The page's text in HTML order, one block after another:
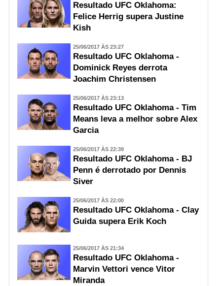
Resultado UFC Oklahoma:
Felice Herrig supera Justine
Kish
25/06/2017 ÀS 23:27
Resultado UFC Oklahoma -
Dominick Reyes derrota
Joachim Christensen
25/06/2017 ÀS 23:13
Resultado UFC Oklahoma - Tim
Means leva a melhor sobre Alex
Garcia
25/06/2017 ÀS 22:39
Resultado UFC Oklahoma - BJ
Penn é derrotado por Dennis
Siver
25/06/2017 ÀS 22:00
Resultado UFC Oklahoma - Clay
Guida supera Erik Koch
25/06/2017 ÀS 21:34
Resultado UFC Oklahoma -
Marvin Vettori vence Vitor
Miranda